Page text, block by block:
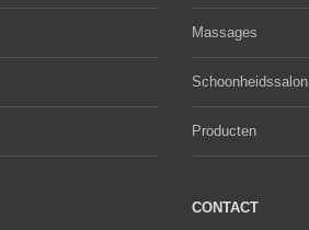
Massages
Schoonheidssalon
Producten
CONTACT